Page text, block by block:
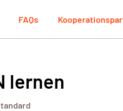
FAQs
lernen